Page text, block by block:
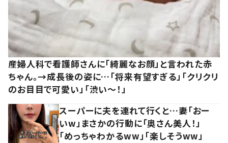
産婦人科で看護師さんに「綺麗なお顔」と言われた赤
ちゃん。→成長後の姿に…「将来有望すぎる」「クリクリ
のお目目で可愛い」「渋い～！」
スーパーに夫を連れて行くと…妻「おー
いw」まさかの行動に「奥さん美人！」
「めっちゃわかるww」「楽しそうww」